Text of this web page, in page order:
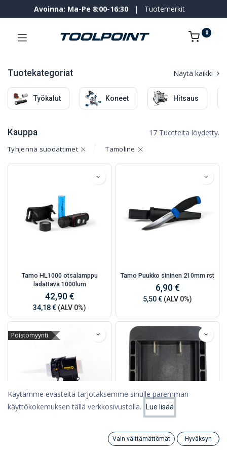
Suosituimmat
Category
Avoinna: Ma-Pe 8:00-16:30 | Tuotemerkit
0
Tuotekategoriat Näytä kaikki
Työkalut Koneet Hitsaus
Kauppa 17 Tuotteita löydetty.
Tyhjennä suodattimet Tamoline
Tamo HL1000 otsalamppu
ladattava 1000lum
42,90 €
34,18 € (ALV 0%)
Tamo Puukko sininen 210mm rst
6,90 €
5,50 € (ALV 0%)
Poistomyynti
Universal 18V Led akkuadapteri
Millwaukee/Makita
Käytämme evästeitä tarjotaksemme sinulle paremman
käyttökokemuksen tällä verkkosivustolla.
Lue lisää
Vain välttämättömät Hyväksyn